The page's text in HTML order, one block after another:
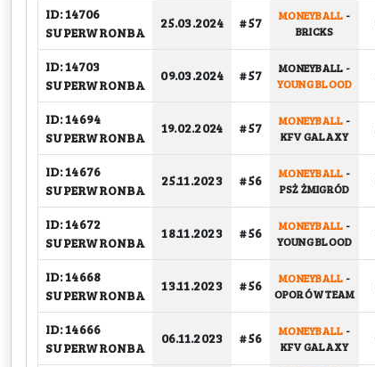
ID: 14706
SUPERWRONBA
25.03.2024 # 57 MONEYBALL -
BRICKS
ID: 14703
SUPERWRONBA
09.03.2024 # 57 MONEYBALL -
YOUNG BLOOD
ID: 14694
SUPERWRONBA
19.02.2024 # 57 MONEYBALL -
KFV GALAXY
ID: 14676
SUPERWRONBA
25.11.2023 # 56 MONEYBALL -
PSŻ ŻMIGRÓD
ID: 14672
SUPERWRONBA
18.11.2023 # 56 MONEYBALL -
YOUNG BLOOD
ID: 14668
SUPERWRONBA
13.11.2023 # 56 MONEYBALL -
OPORÓW TEAM
ID: 14666
SUPERWRONBA
06.11.2023 # 56 MONEYBALL -
KFV GALAXY